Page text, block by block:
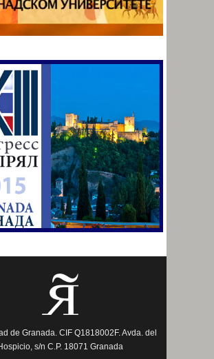
de Granada. CIF Q1818002F. Avda. del
s/n C.P. 18071 Granada